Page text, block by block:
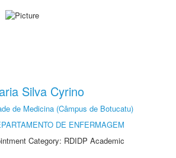
Silva Cyrino
de Medicina (Câmpus de Botucatu)
DE ENFERMAGEM
Category: RDIDP Academic